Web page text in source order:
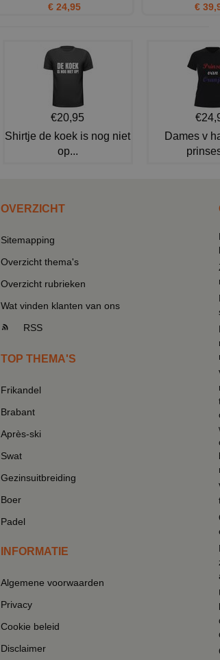
€ 24,95
€
€20,95
Shirtje de koek is nog niet
op...
Dames v
OVERZICHT
Sitemapping
Overzicht thema's
Overzicht rubrieken
Wat vinden klanten van ons
RSS
TOP THEMA'S
Frikandel
Brabant
Après-ski
Swat
Gezinsuitbreiding
Boer
Padel
INFORMATIE
Algemene voorwaarden
Privacy
Cookie beleid
Disclaimer